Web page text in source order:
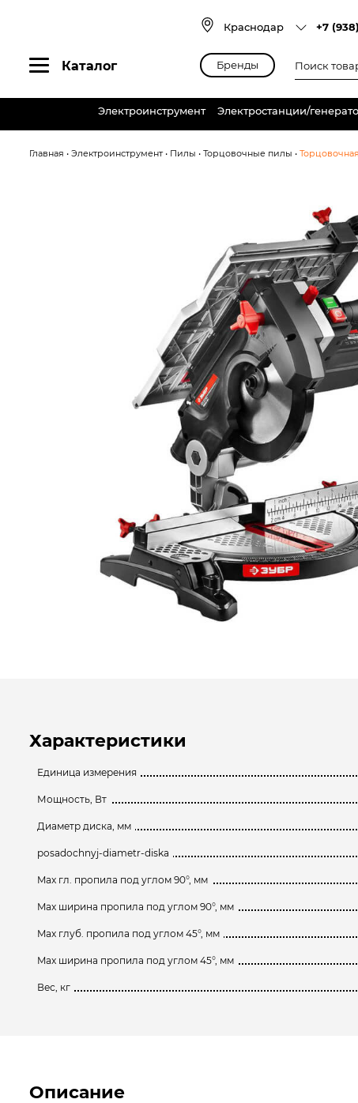
Краснодар +7
Каталог Бренды товаров
Электроинструмент Электростанции/
Главная • Электроинструмент• Пилы • Торцовочные пилы •
Характеристики
Единица измерения
Мощность, Вт
Диаметр диска, мм
posadochnyj-diametr-diska
Max гл. пропила под углом 90°, мм
Max ширина пропила под углом 90°, мм
Max глуб. пропила под углом 45°, мм
Max ширина пропила под углом 45°, мм
Вес, кг
Описание